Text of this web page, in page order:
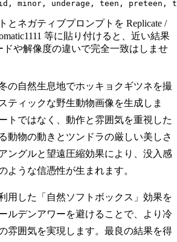
minor, underage, teen, preteen,
とネガティブプロンプトを Replicate /
等に貼り付けると、近い結果
ドや解像度の違いで完全一致はしませ
の自然生息地でホッキョクギツネを撮
ティックな野生動物画像を生成しま
トではなく、動作と雰囲気を重視した
動物の動きとツンドラの厳しい美しさ
ングルと望遠圧縮効果により、没入感
ような信憑性が生まれます。
用した「自然ソフトボックス」効果を
ルデンアワーを避けることで、より冷
雰囲気を実現します。最良の結果を得